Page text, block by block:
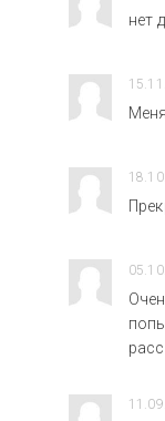
нет